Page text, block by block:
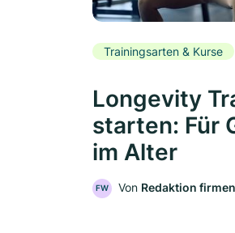
Trainingsarten & Kurse
Longevity
starten: Für
im Alter
FW Von Redaktion